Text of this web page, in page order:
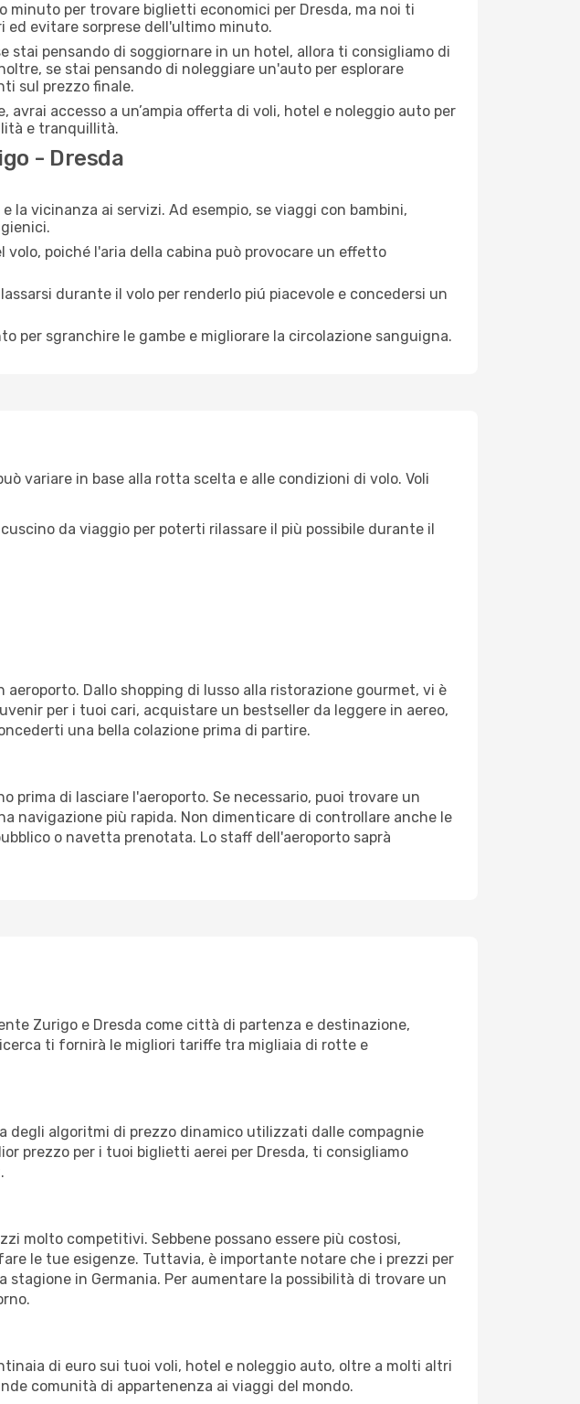
minuto per trovare biglietti economici per Dresda, ma noi ti
evitare sorprese dell'ultimo minuto.
stai pensando di soggiornare in un hotel, allora ti consigliamo di
se stai pensando di noleggiare un'auto per esplorare
sul prezzo finale.
avrai accesso a un’ampia offerta di voli, hotel e noleggio auto per
e tranquillità.
- Dresda
la vicinanza ai servizi. Ad esempio, se viaggi con bambini,
poiché l'aria della cabina può provocare un effetto
durante il volo per renderlo piú piacevole e concedersi un
per sgranchire le gambe e migliorare la circolazione sanguigna.
variare in base alla rotta scelta e alle condizioni di volo. Voli
da viaggio per poterti rilassare il più possibile durante il
Dallo shopping di lusso alla ristorazione gourmet, vi è
per i tuoi cari, acquistare un bestseller da leggere in aereo,
una bella colazione prima di partire.
di lasciare l'aeroporto. Se necessario, puoi trovare un
navigazione più rapida. Non dimenticare di controllare anche le
o navetta prenotata. Lo staff dell'aeroporto saprà
Zurigo e Dresda come città di partenza e destinazione,
ti fornirà le migliori tariffe tra migliaia di rotte e
degli algoritmi di prezzo dinamico utilizzati dalle compagnie
prezzo per i tuoi biglietti aerei per Dresda, ti consigliamo
molto competitivi. Sebbene possano essere più costosi,
le tue esigenze. Tuttavia, è importante notare che i prezzi per
in Germania. Per aumentare la possibilità di trovare un
di euro sui tuoi voli, hotel e noleggio auto, oltre a molti altri
comunità di appartenenza ai viaggi del mondo.